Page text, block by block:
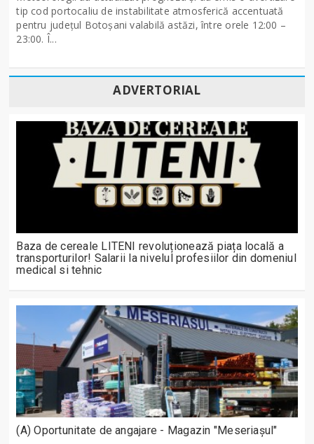
tip cod portocaliu de instabilitate atmosferică accentuată
pentru județul Botoșani valabilă astăzi, între orele 12:00 –
23:00. Î...
ADVERTORIAL
Baza de cereale LITENI revoluționează piața locală a
transporturilor! Salarii la nivelul profesiilor din domeniul
medical si tehnic
(A) Oportunitate de angajare - Magazin "Meseriașul"